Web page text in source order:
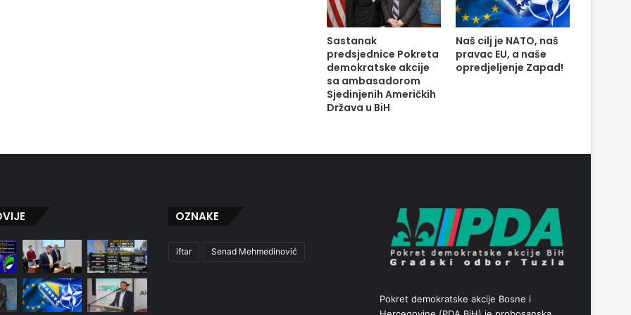
Sastanak
predsjednice Pokreta
demokratske akcije
sa ambasadorom
Sjedinjenih Američkih
Država u BiH
Naš cilj je NATO, naš
pravac EU, a naše
opredjeljenje Zapad!
OZNAKE
iftar Senad Mehmedinović
Pokret demokratske akcije Bosne i